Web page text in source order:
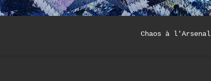
Chaos à l'Arsenal